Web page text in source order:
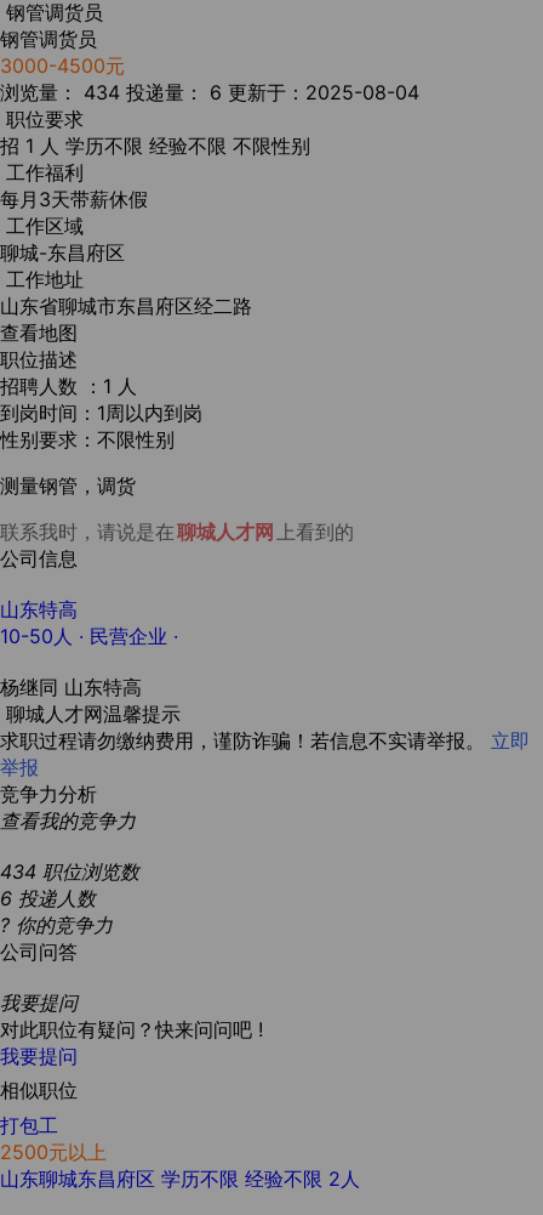
钢管调货员
钢管调货员
3000-4500元
浏览量： 434 投递量： 6 更新于：2025-08-04
职位要求
招 1 人 学历不限 经验不限 不限性别
工作福利
每月3天带薪休假
工作区域
聊城-东昌府区
工作地址
山东省聊城市东昌府区经二路
查看地图
职位描述
招聘人数 ：1 人
到岗时间：1周以内到岗
性别要求：不限性别
测量钢管，调货
联系我时，请说是在聊城人才网 上看到的
公司信息
山东特高
10-50人 · 民营企业 ·
杨继同 山东特高
聊城人才网温馨提示
求职过程请勿缴纳费用，谨防诈骗！若信息不实请举报。 立即
举报
竞争力分析
查看我的竞争力
434 职位浏览数
6 投递人数
? 你的竞争力
公司问答
我要提问
对此职位有疑问？快来问问吧 !
我要提问
相似职位
打包工
2500元以上
山东聊城东昌府区 学历不限 经验不限 2人